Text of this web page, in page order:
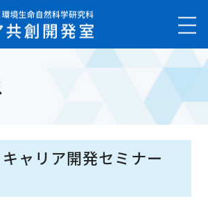
キャリア開発セミナー